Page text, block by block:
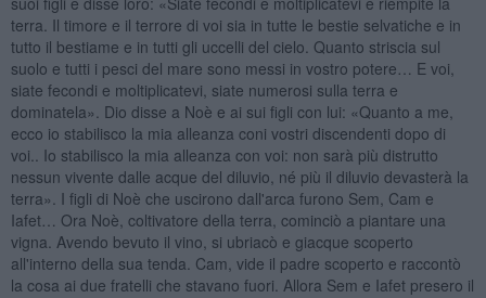
terra. Il timore e il terrore di voi sia in tutte le bestie selvatiche e in
tutto il bestiame e in tutti gli uccelli del cielo. Quanto striscia sul
suolo e tutti i pesci del mare sono messi in vostro potere… E voi,
siate fecondi e moltiplicatevi, siate numerosi sulla terra e
dominatela». Dio disse a Noè e ai sui figli con lui: «Quanto a me,
ecco io stabilisco la mia alleanza coni vostri discendenti dopo di
voi.. Io stabilisco la mia alleanza con voi: non sarà più distrutto
nessun vivente dalle acque del diluvio, né più il diluvio devasterà la
terra». I figli di Noè che uscirono dall'arca furono Sem, Cam e
Iafet… Ora Noè, coltivatore della terra, cominciò a piantare una
vigna. Avendo bevuto il vino, si ubriacò e giacque scoperto
all'interno della sua tenda. Cam, vide il padre scoperto e raccontò
la cosa ai due fratelli che stavano fuori. Allora Sem e Iafet presero il